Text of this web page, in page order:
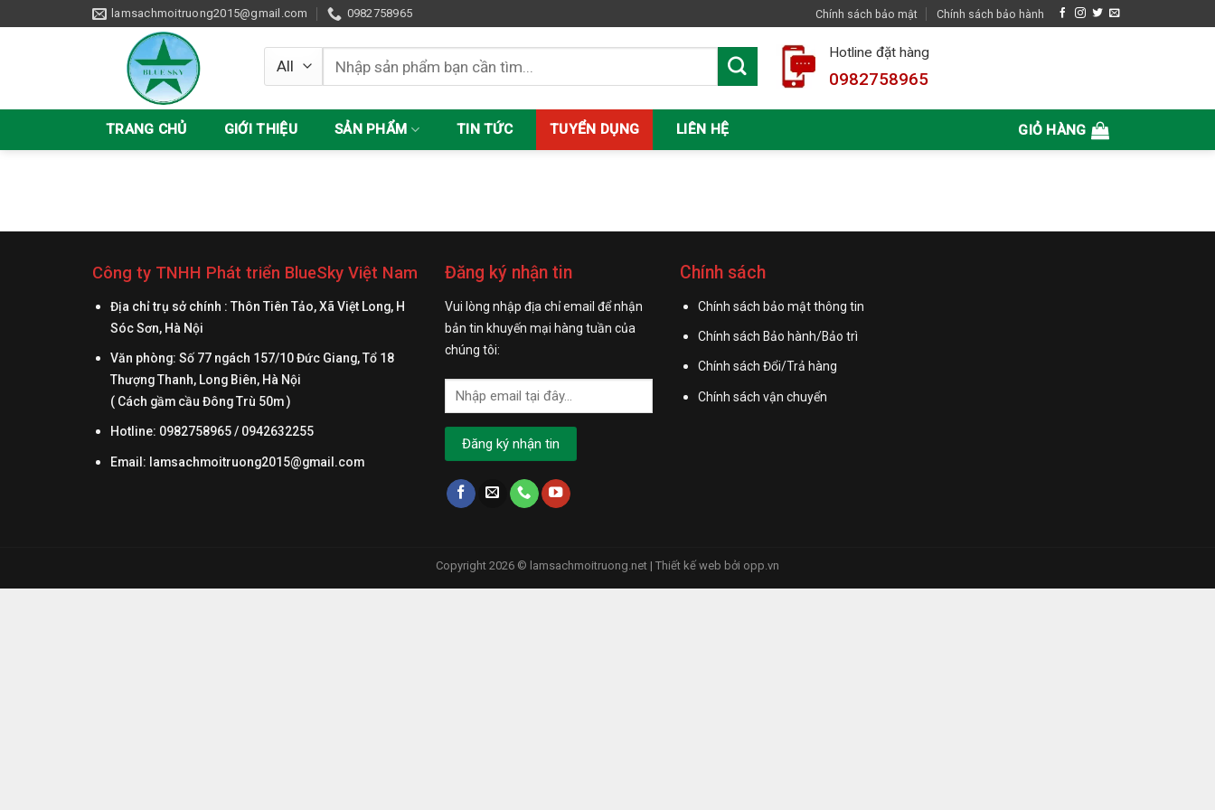
to
lamsachmoitruong2015@gmail.com 0982758965 Chính sách bảo mật Chính sách bảo hành
Tìm
kiếm:
Hotline đặt hàng
0982758965
TRANG CHỦ GIỚI THIỆU SẢN PHẨM TIN TỨC TUYỂN DỤNG LIÊN HỆ GIỎ HÀNG
Công ty TNHH Phát triển BlueSky Việt Nam
Địa chỉ trụ sở chính : Thôn Tiên Tảo, Xã Việt Long, H
Sóc Sơn, Hà Nội
Văn phòng: Số 77 ngách 157/10 Đức Giang, Tổ 18
Thượng Thanh, Long Biên, Hà Nội
( Cách gầm cầu Đông Trù 50m )
Hotline: 0982758965 / 0942632255
Email: lamsachmoitruong2015@gmail.com
Đăng ký nhận tin
Vui lòng nhập địa chỉ email để nhận
bản tin khuyến mại hàng tuần của
chúng tôi:
Chính sách
Chính sách bảo mật thông tin
Chính sách Bảo hành/Bảo trì
Chính sách Đổi/Trả hàng
Chính sách vận chuyển
Copyright 2026 © lamsachmoitruong.net | Thiết kế web bởi opp.vn